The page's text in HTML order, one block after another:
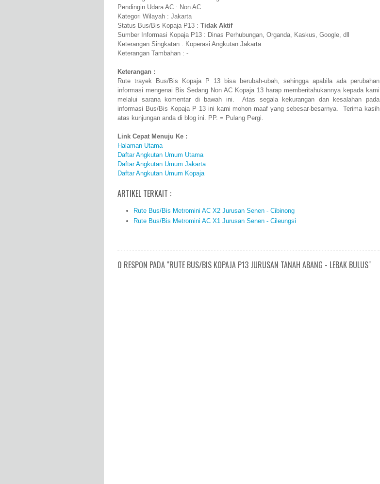
Pendingin Udara AC : Non AC
Kategori Wilayah : Jakarta
Status Bus/Bis Kopaja P13 : Tidak Aktif
Sumber Informasi Kopaja P13 : Dinas Perhubungan, Organda, Kaskus, Google, dll
Keterangan Singkatan : Koperasi Angkutan Jakarta
Keterangan Tambahan : -
Keterangan :
Rute trayek Bus/Bis Kopaja P 13 bisa berubah-ubah, sehingga apabila ada perubahan
informasi mengenai Bis Sedang Non AC Kopaja 13 harap memberitahukannya kepada kami
melalui sarana komentar di bawah ini. Atas segala kekurangan dan kesalahan pada
informasi Bus/Bis Kopaja P 13 ini kami mohon maaf yang sebesar-besarnya. Terima kasih
atas kunjungan anda di blog ini. PP. = Pulang Pergi.
Link Cepat Menuju Ke :
Halaman Utama
Daftar Angkutan Umum Utama
Daftar Angkutan Umum Jakarta
Daftar Angkutan Umum Kopaja
ARTIKEL TERKAIT :
Rute Bus/Bis Metromini AC X2 Jurusan Senen - Cibinong
Rute Bus/Bis Metromini AC X1 Jurusan Senen - Cileungsi
0 RESPON PADA "RUTE BUS/BIS KOPAJA P13 JURUSAN TANAH ABANG - LEBAK BULUS"